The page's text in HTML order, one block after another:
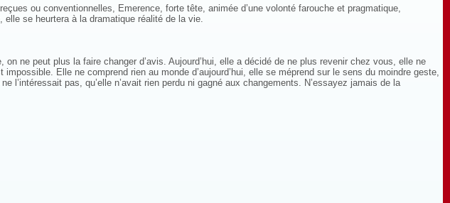
ou conventionnelles, Emerence, forte tête, animée d’une volonté farouche et pragmatique,
elle se heurtera à la dramatique réalité de la vie.
ne peut plus la faire changer d’avis. Aujourd’hui, elle a décidé de ne plus revenir chez vous, elle ne
Elle ne comprend rien au monde d’aujourd’hui, elle se méprend sur le sens du moindre geste,
l’intéressait pas, qu’elle n’avait rien perdu ni gagné aux changements. N’essayez jamais de la